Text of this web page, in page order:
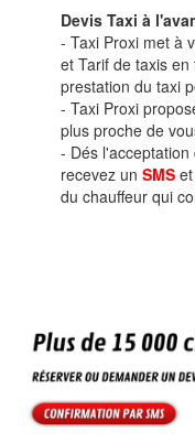
Devis Taxi à
- Taxi Proxi met à
et Tarif de taxis
prestation du taxi
- Taxi Proxi
plus proche de
- Dés
recevez un SMS
du chauffeur qui